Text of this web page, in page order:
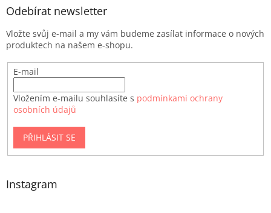
Odebírat newsletter
Vložte svůj e-mail a my vám budeme zasílat informace o nových
produktech na našem e-shopu.
E-mail
Vložením e-mailu souhlasíte s podmínkami ochrany
osobních údajů
PŘIHLÁSIT SE
Instagram